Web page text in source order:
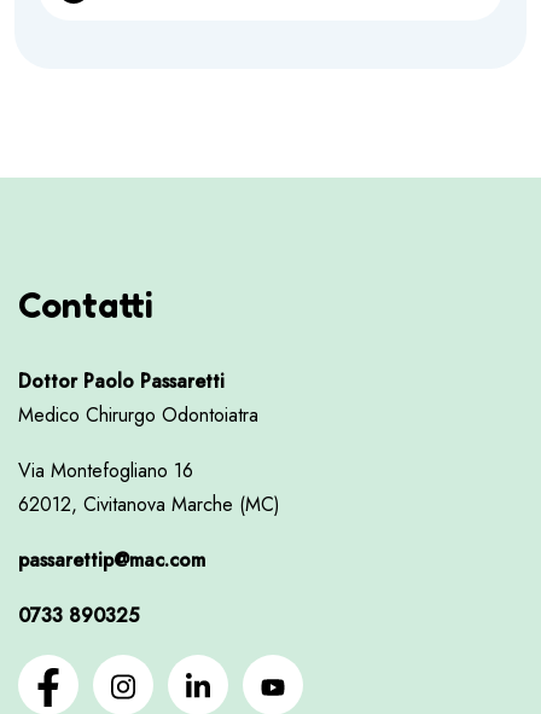
Contatti
Dottor Paolo Passaretti
Medico Chirurgo Odontoiatra
Via Montefogliano 16
62012, Civitanova Marche (MC)
passarettip@mac.com
0733 890325